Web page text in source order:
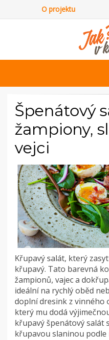
O projektu
Špenátový
žampiony,
vejci
Křupavý salát, který
křupavý. Tato barevná
žampionů, vajec a
ideální na rychlý oběd
doplní dresink z vinného
který mu dodá
křupavý špenátový salát
křupavou slaninou podle